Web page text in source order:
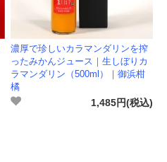
濃厚で珍しいカラマンダリンを搾
ったみかんジュース｜生しぼりカ
ラマンダリン（500ml）｜御浜柑
橘
1,485円(税込)